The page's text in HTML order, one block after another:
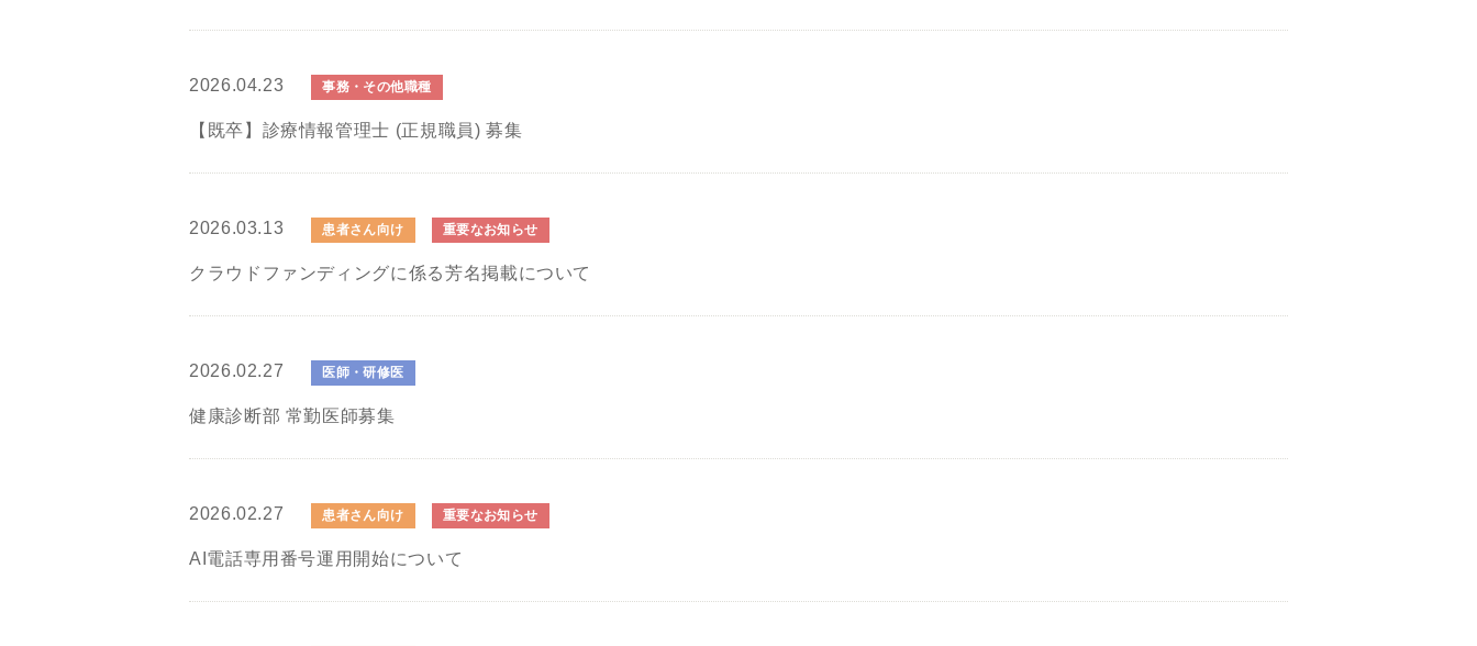
2026.04.23 事務・その他職種
【既卒】診療情報管理士 (正規職員) 募集
2026.03.13 患者さん向け 重要なお知らせ
クラウドファンディングに係る芳名掲載について
2026.02.27 医師・研修医
健康診断部 常勤医師募集
2026.02.27 患者さん向け 重要なお知らせ
AI電話専用番号運用開始について